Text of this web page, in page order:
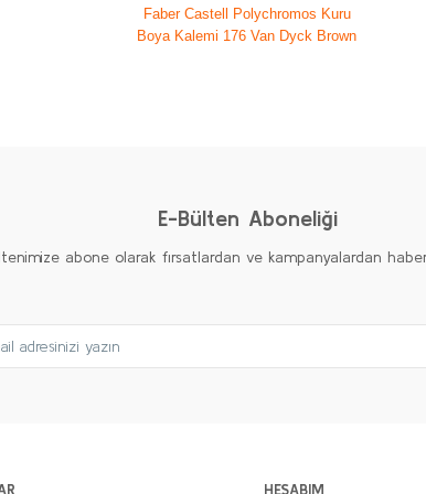
Faber Castell Polychromos Kuru
Boya Kalemi 176 Van Dyck Brown
E-Bülten Aboneliği
abone olarak fırsatlardan ve kampanyalardan
HESABIM